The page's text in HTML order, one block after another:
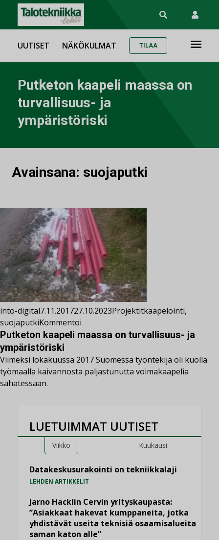
UUTISET NÄKÖKULMAT TILAA
Putketon kaapeli maassa on
turvallisuus- ja
ympäristöriski
Avainsana: suojaputki
into-digital7.11.201727.10.2023Projektitkaapelointi,
suojaputkiKommentoi
Putketon kaapeli maassa on turvallisuus- ja
ympäristöriski
Viimeksi lokakuussa 2017 Suomessa työntekijä oli kuolla
työmaalla kaivannosta paljastunutta voimakaapelia
sahatessaan.
LUETUIMMAT UUTISET
Viikko Kuukausi
Datakeskusurakointi on tekniikkalaji
LEHDEN ARTIKKELIT
Jarno Hacklin Cervin yrityskaupasta:
”Asiakkaat hakevat kumppaneita, jotka
yhdistävät useita teknisiä osaamisalueita
saman katon alle”